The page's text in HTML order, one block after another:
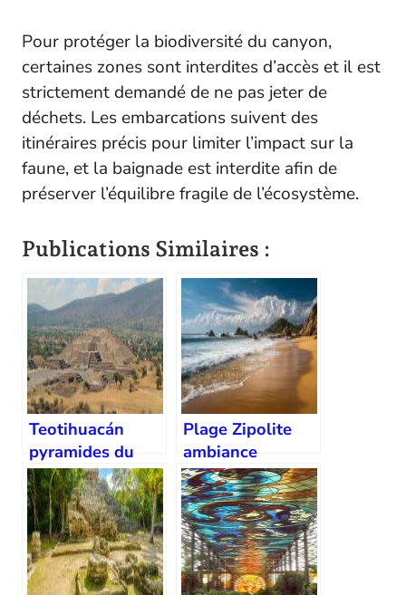
Pour protéger la biodiversité du canyon,
certaines zones sont interdites d’accès et il est
strictement demandé de ne pas jeter de
déchets. Les embarcations suivent des
itinéraires précis pour limiter l’impact sur la
faune, et la baignade est interdite afin de
préserver l’équilibre fragile de l’écosystème.
Publications Similaires :
Teotihuacán
pyramides du
soleil et de la
lune
Plage Zipolite
ambiance
bohème